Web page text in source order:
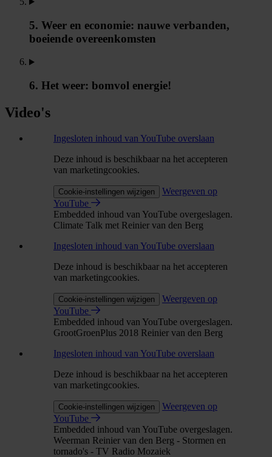
5. Weer en economie: nauwe verbanden,
boeiende overeenkomsten
6. Het weer: bomvol energie!
Video's
Ingesloten inhoud van YouTube overslaan
Deze inhoud is beschikbaar na het accepteren
van marketingcookies.
Cookie-instellingen wijzigen
Weergeven op
YouTube
Embedded inhoud van YouTube overgeslagen.
Climate Talk met Reinier van den Berg
Ingesloten inhoud van YouTube overslaan
Deze inhoud is beschikbaar na het accepteren
van marketingcookies.
Cookie-instellingen wijzigen
Weergeven op
YouTube
Embedded inhoud van YouTube overgeslagen.
GrootGroenPlus 2018 Reinier van den Berg
Ingesloten inhoud van YouTube overslaan
Deze inhoud is beschikbaar na het accepteren
van marketingcookies.
Cookie-instellingen wijzigen
Weergeven op
YouTube
Embedded inhoud van YouTube overgeslagen.
Weerman Reinier van den Berg - Stormen en
tornado's - TV Radio Mozaiek